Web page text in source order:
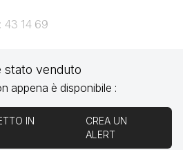
43 14 69
stato venduto
appena è disponibile :
IN
CREA UN
ALERT